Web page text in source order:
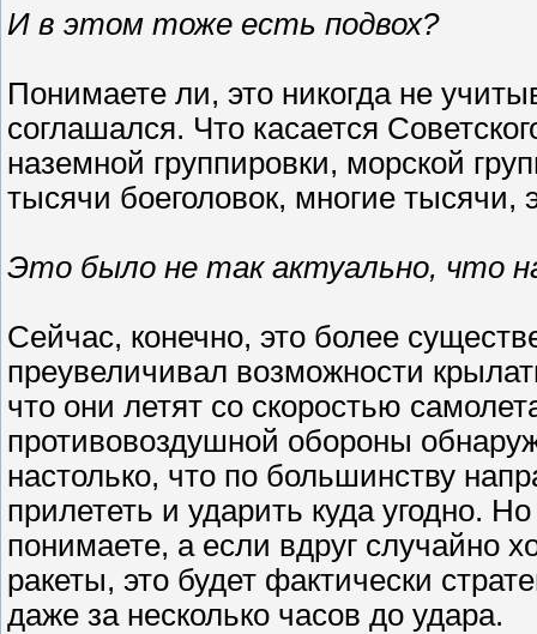
И в этом тоже есть подвох?
Понимаете ли, это никогда не
соглашался. Что касается
наземной группировки, морской
тысячи боеголовок, многие тысячи,
Это было не так актуально, что
Сейчас, конечно, это более
преувеличивал возможности
что они летят со скоростью
противовоздушной обороны
настолько, что по большинству
прилететь и ударить куда угодно.
понимаете, а если вдруг случайно
ракеты, это будет фактически
даже за несколько часов до удара.